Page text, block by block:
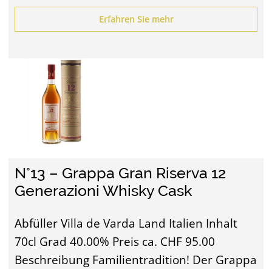
Erfahren Sie mehr
N°13 – Grappa Gran Riserva 12
Generazioni Whisky Cask
Abfüller Villa de Varda Land Italien Inhalt
70cl Grad 40.00% Preis ca. CHF 95.00
Beschreibung Familientradition! Der Grappa